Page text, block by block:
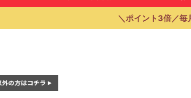
＼ポイント3倍／毎